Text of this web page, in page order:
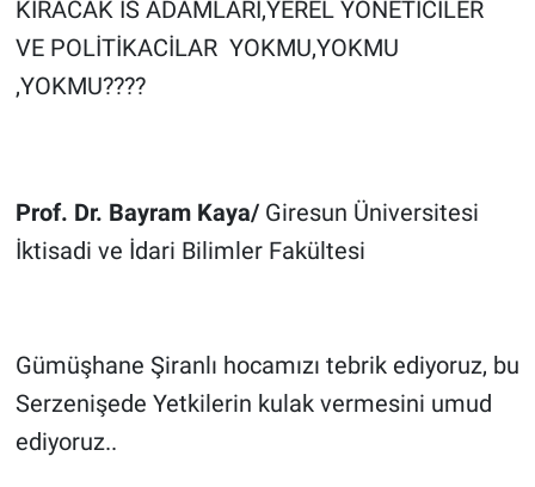
KIRACAK İS ADAMLARİ,YEREL YONETİCİLER
VE POLİTİKACİLAR  YOKMU,YOKMU
,YOKMU????
Prof. Dr. Bayram Kaya/ Giresun Üniversitesi
İktisadi ve İdari Bilimler Fakültesi
Gümüşhane Şiranlı hocamızı tebrik ediyoruz, bu
Serzenişede Yetkilerin kulak vermesini umud
ediyoruz..